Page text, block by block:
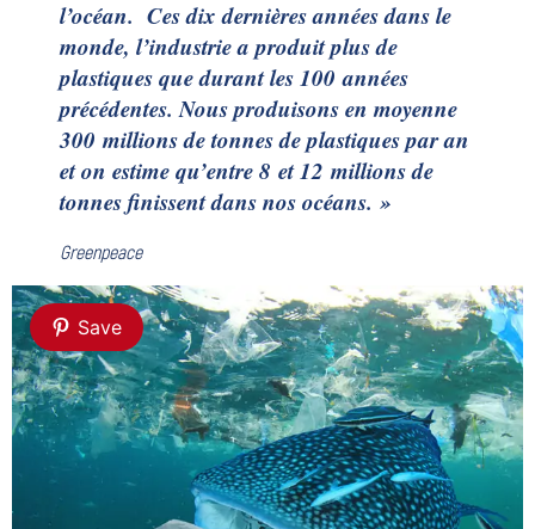
l’océan. Ces dix dernières années dans le
monde, l’industrie a produit plus de
plastiques que durant les 100 années
précédentes. Nous produisons en moyenne
300 millions de tonnes de plastiques par an
et on estime qu’entre 8 et 12 millions de
tonnes finissent dans nos océans. »
Greenpeace
Save